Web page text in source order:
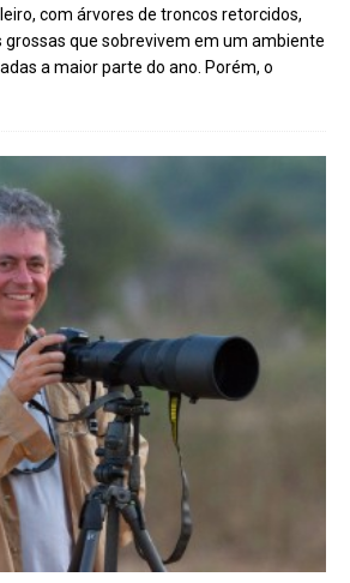
com árvores de troncos retorcidos,
que sobrevivem em um ambiente
a maior parte do ano. Porém, o